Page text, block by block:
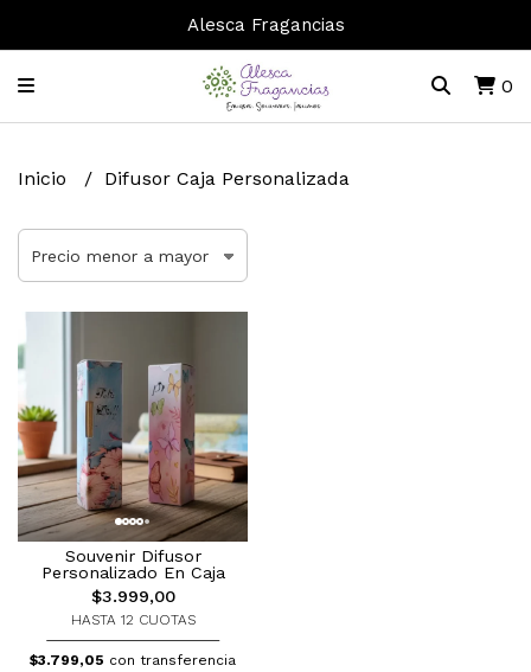
Alesca Fragancias
0
Inicio Difusor Caja Personalizada
Souvenir Difusor
Personalizado En Caja
$3.999,00
HASTA 12 CUOTAS
$3.799,05 con transferencia